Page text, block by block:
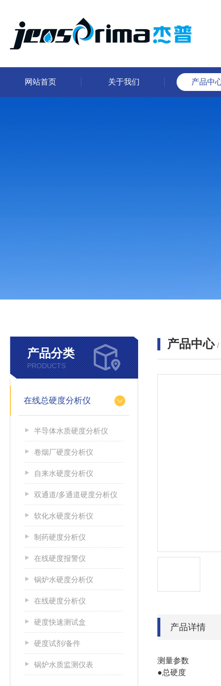
网站首页 关于我们 产品中
产品分类
PRODUCTS
在线总硬度分析仪
半导体水质硬度分析仪
卷烟厂硬度分析仪
自来水硬度分析仪
双通道/多通道硬度分析仪
软化水硬度分析仪
制药硬度分析仪
在线硬度报警仪
锅炉水硬度分析仪
在线硬度分析仪
硬度快速测试盒
硬度试剂/备件
锅炉水质监测仪表
产品中心 /
产品详情
测量参数
●总硬度